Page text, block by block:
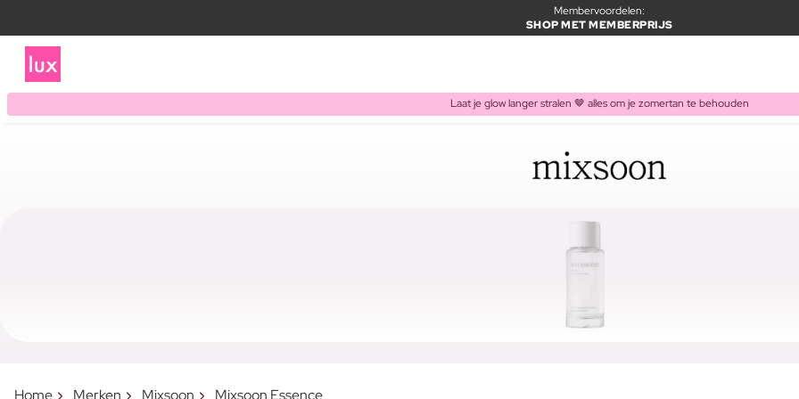
Membervoordelen:
SHOP MET MEMBERPRIJS
Laat je glow langer stralen 🤎 alles om je zomertan te behouden
Home Merken Mixsoon Mixsoon Essence